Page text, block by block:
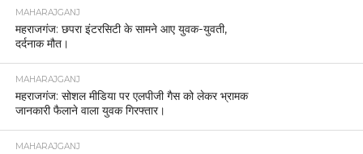
MAHARAJGANJ
महराजगंज: छपरा इंटरसिटी के सामने आए युवक-युवती,
दर्दनाक मौत।
MAHARAJGANJ
महराजगंज: सोशल मीडिया पर एलपीजी गैस को लेकर भ्रामक
जानकारी फैलाने वाला युवक गिरफ्तार।
MAHARAJGANJ